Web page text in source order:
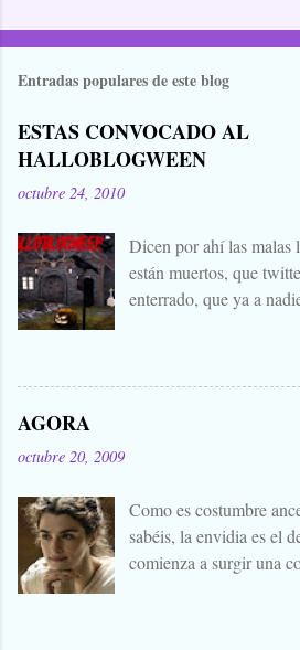
Entradas populares de este blog
ESTAS CONVOCADO AL
HALLOBLOGWEEN
octubre 24, 2010
Dicen por ahí las malas
están muertos, que
enterrado, que ya a
levantar nuestros
convoco a todos,
amigos, blogueros en
historia para morirnos
Aquella que te contaba
AGORA
octubre 20, 2009
Como es costumbre
sabéis, la envidia es el
comienza a surgir una
estreno de su última